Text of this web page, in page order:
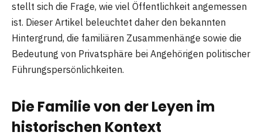
stellt sich die Frage, wie viel Öffentlichkeit angemessen
ist. Dieser Artikel beleuchtet daher den bekannten
Hintergrund, die familiären Zusammenhänge sowie die
Bedeutung von Privatsphäre bei Angehörigen politischer
Führungspersönlichkeiten.
Die Familie von der Leyen im
historischen Kontext